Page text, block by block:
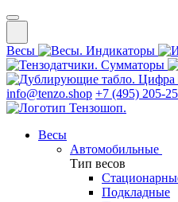
Весы Индикаторы
Сумматоры
Цифра
info@tenzo.shop +7 (495) 205-
Весы
Автомобильные
Тип весов
Подкладные